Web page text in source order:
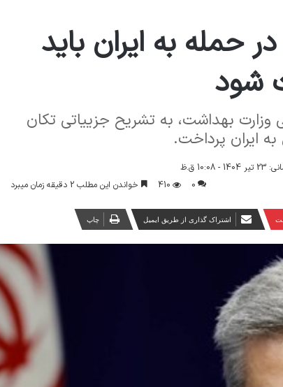
حمله به ایران باید
شود
وزارت بهداشت، به تشریح جزییاتی تکان‌
ایران پرداخت.
ق.ظ
0
410 خواندن این مطلب 2 دقیقه زمان میبرد
اشتراک گذاری از طریق ایمیل چاپ